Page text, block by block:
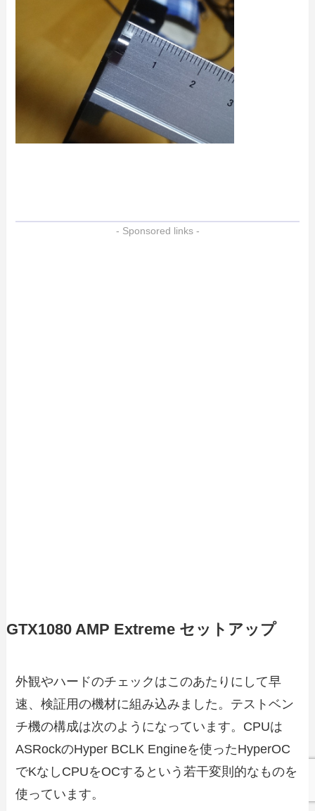
- Sponsored links -
GTX1080 AMP Extreme セットアップ
外観やハードのチェックはこのあたりにして早
速、検証用の機材に組み込みました。テストベン
チ機の構成は次のようになっています。CPUは
ASRockのHyper BCLK Engineを使ったHyperOC
でKなしCPUをOCするという若干変則的なものを
使っています。